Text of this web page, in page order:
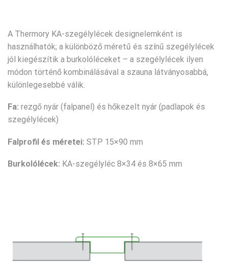
A Thermory KA-szegélylécek designelemként is
használhatók; a különböző méretű és színű szegélylécek
jól kiegészítik a burkolóléceket – a szegélylécek ilyen
módon történő kombinálásával a szauna látványosabbá,
különlegesebbé válik.
Fa: rezgő nyár (falpanel) és hőkezelt nyár (padlapok és
szegélylécek)
Falprofil és méretei: STP 15×90 mm
Burkolólécek: KA-szegélyléc 8×34 és 8×65 mm